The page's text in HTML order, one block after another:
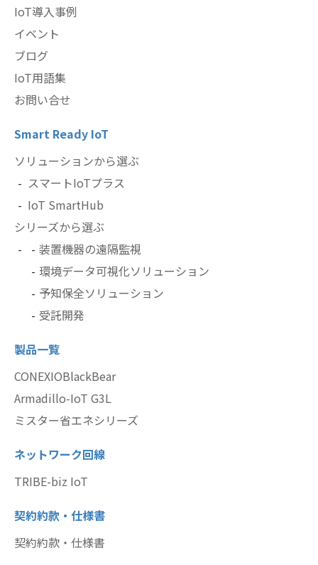
IoT導入事例
イベント
ブログ
IoT用語集
お問い合せ
Smart Ready IoT
ソリューションから選ぶ
スマートIoTプラス
IoT SmartHub
シリーズから選ぶ
装置機器の遠隔監視
環境データ可視化ソリューション
予知保全ソリューション
受託開発
製品一覧
CONEXIOBlackBear
Armadillo-IoT G3L
ミスター省エネシリーズ
ネットワーク回線
TRIBE-biz IoT
契約約款・仕様書
契約約款・仕様書